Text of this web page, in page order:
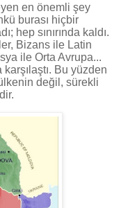
en önemli şey
burası hiçbir
hep sınırında kaldı.
Bizans ile Latin
ile Orta Avrupa...
Bu yüzden
değil, sürekli